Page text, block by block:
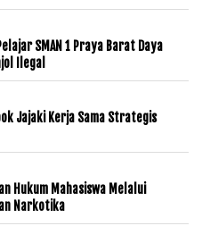
SMAN 1 Praya Barat Daya
Ilegal
Jajaki Kerja Sama Strategis
Hukum Mahasiswa Melalui
Narkotika